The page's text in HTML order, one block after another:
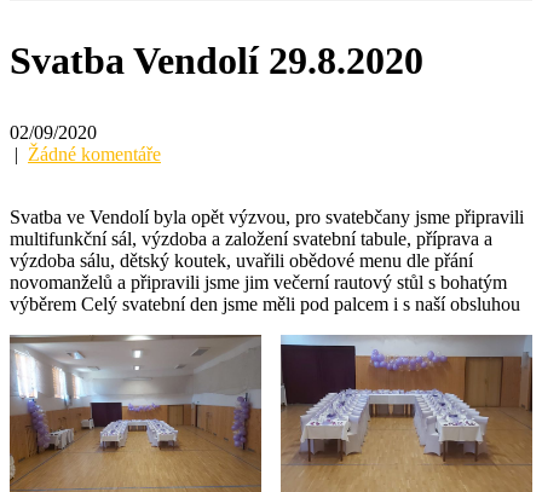
Svatba Vendolí 29.8.2020
02/09/2020
| Žádné komentáře
Svatba ve Vendolí byla opět výzvou, pro svatebčany jsme připravili
multifunkční sál, výzdoba a založení svatební tabule, příprava a
výzdoba sálu, dětský koutek, uvařili obědové menu dle přání
novomanželů a připravili jsme jim večerní rautový stůl s bohatým
výběrem Celý svatební den jsme měli pod palcem i s naší obsluhou